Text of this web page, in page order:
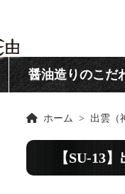
醤油造りのこだ
ホーム > 出雲（
【SU-13